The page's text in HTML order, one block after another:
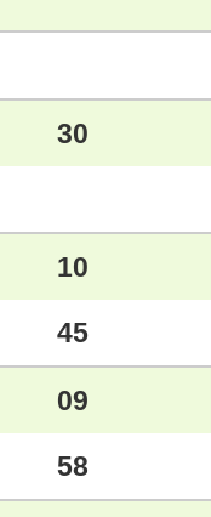
30
10
45
09
58